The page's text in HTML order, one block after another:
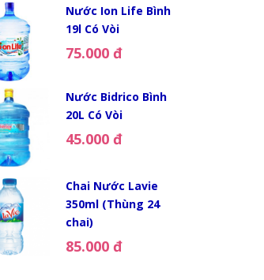
Nước Ion Life Bình
19l Có Vòi
75.000 đ
Nước Bidrico Bình
20L Có Vòi
45.000 đ
Chai Nước Lavie
350ml (Thùng 24
chai)
85.000 đ